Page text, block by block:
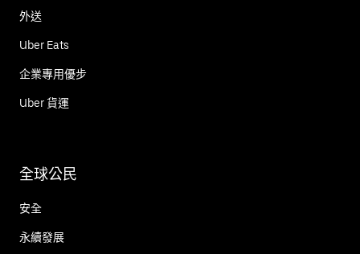
外送
Uber Eats
企業專用優步
Uber 貨運
全球公民
安全
永續發展